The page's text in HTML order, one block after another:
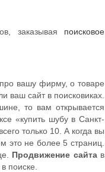
заказывая поисковое
вашу фирму, о товаре
ваш сайт в поисковиках.
то вам открывается
«купить шубу в Санкт-
только 10. А когда вы
это не более 5 страниц.
Продвижение сайтав
поиске.